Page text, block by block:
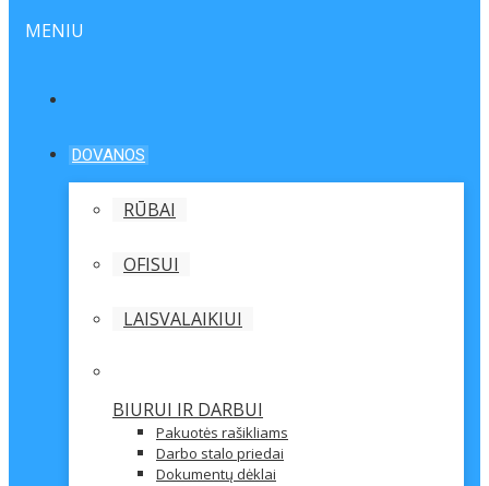
MENIU
DOVANOS
RŪBAI
OFISUI
LAISVALAIKIUI
BIURUI IR DARBUI
Pakuotės rašikliams
Darbo stalo priedai
Dokumentų dėklai